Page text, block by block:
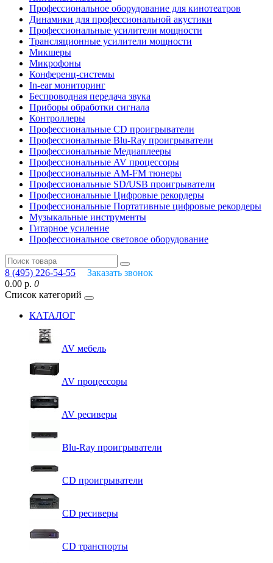
Профессиональное оборудование для кинотеатров
Динамики для профессиональной акустики
Профессиональные усилители мощности
Трансляционные усилители мощности
Микшеры
Микрофоны
Конференц-системы
In-ear мониторинг
Беспроводная передача звука
Приборы обработки сигнала
Контроллеры
Профессиональные СD проигрыватели
Профессиональные Blu-Ray проигрыватели
Профессиональные Медиаплееры
Профессиональные AV процессоры
Профессиональные AM-FM тюнеры
Профессиональные SD/USB проигрыватели
Профессиональные Цифровые рекордеры
Профессиональные Портативные цифровые рекордеры
Музыкальные инструменты
Гитарное усиление
Профессиональное световое оборудование
8 (495) 226-54-55
Заказать звонок
0.00 р. 0
Список категорий
КАТАЛОГ
AV мебель
AV процессоры
AV ресиверы
Blu-Ray проигрыватели
CD проигрыватели
CD ресиверы
CD транспорты